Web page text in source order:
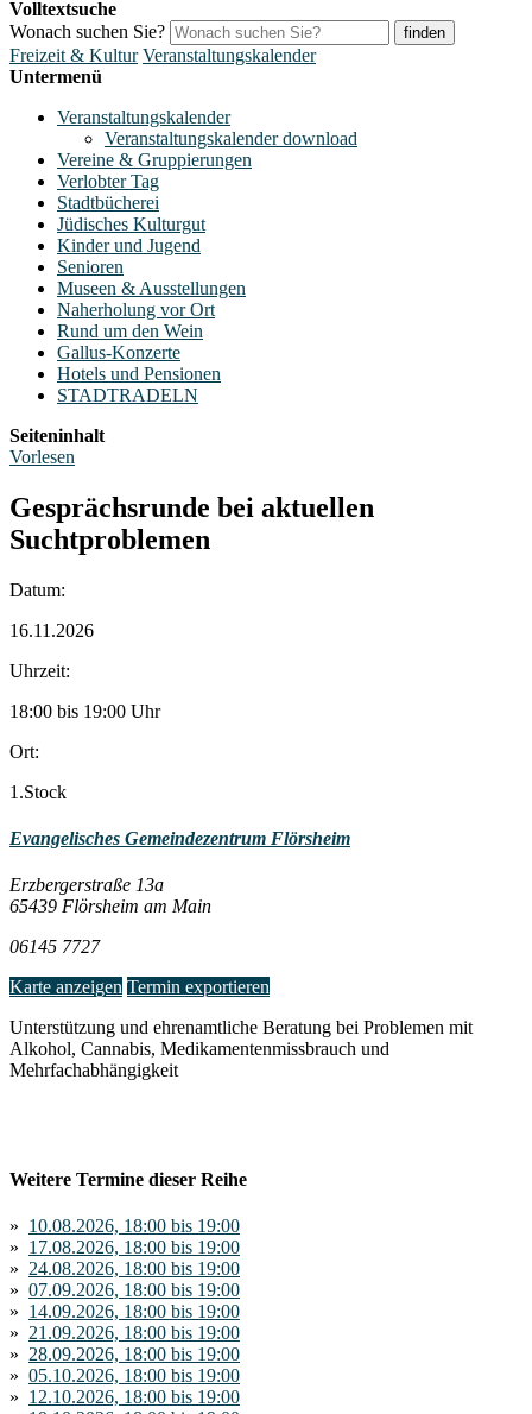
Volltextsuche
Wonach suchen Sie?
finden
Freizeit & Kultur Veranstaltungskalender
Untermenü
Veranstaltungskalender
Veranstaltungskalender download
Vereine & Gruppierungen
Verlobter Tag
Stadtbücherei
Jüdisches Kulturgut
Kinder und Jugend
Senioren
Museen & Ausstellungen
Naherholung vor Ort
Rund um den Wein
Gallus-Konzerte
Hotels und Pensionen
STADTRADELN
Seiteninhalt
Vorlesen
Gesprächsrunde bei aktuellen
Suchtproblemen
Datum:
16.11.2026
Uhrzeit:
18:00 bis 19:00 Uhr
Ort:
1.Stock
Evangelisches Gemeindezentrum Flörsheim
Erzbergerstraße 13a
65439 Flörsheim am Main
06145 7727
Karte anzeigen Termin exportieren
Unterstützung und ehrenamtliche Beratung bei Problemen mit
Alkohol, Cannabis, Medikamentenmissbrauch und
Mehrfachabhängigkeit
Weitere Termine dieser Reihe
» 10.08.2026, 18:00 bis 19:00
» 17.08.2026, 18:00 bis 19:00
» 24.08.2026, 18:00 bis 19:00
» 07.09.2026, 18:00 bis 19:00
» 14.09.2026, 18:00 bis 19:00
» 21.09.2026, 18:00 bis 19:00
» 28.09.2026, 18:00 bis 19:00
» 05.10.2026, 18:00 bis 19:00
» 12.10.2026, 18:00 bis 19:00